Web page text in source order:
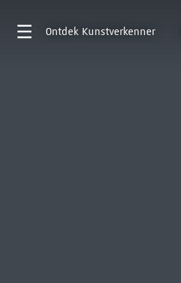
Ontdek Kunstverkenner